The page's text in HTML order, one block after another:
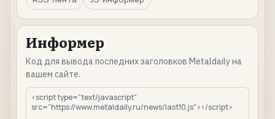
Информер
Код для вывода последних заголовков Metaldaily на
вашем сайте.